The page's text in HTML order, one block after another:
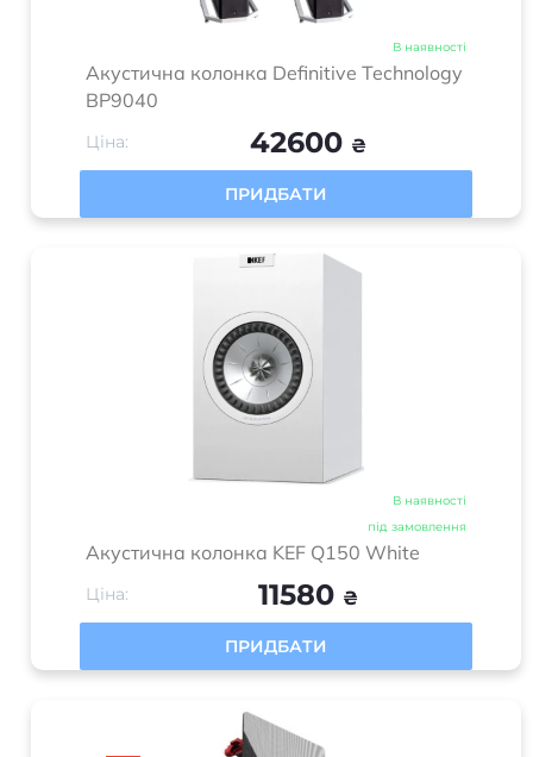
В наявності
Акустична колонка Definitive Technology
BP9040
Ціна: 42600 ₴
ПРИДБАТИ
В наявності
під замовлення
Акустична колонка KEF Q150 White
Ціна: 11580 ₴
ПРИДБАТИ